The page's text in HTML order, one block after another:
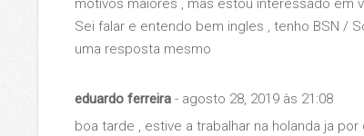
motivos maiores , mas estou interessado em
Sei falar e entendo bem ingles , tenho BSN /
uma resposta mesmo
eduardo ferreira - agosto 28, 2019 às 21:08
boa tarde , estive a trabalhar na holanda ja